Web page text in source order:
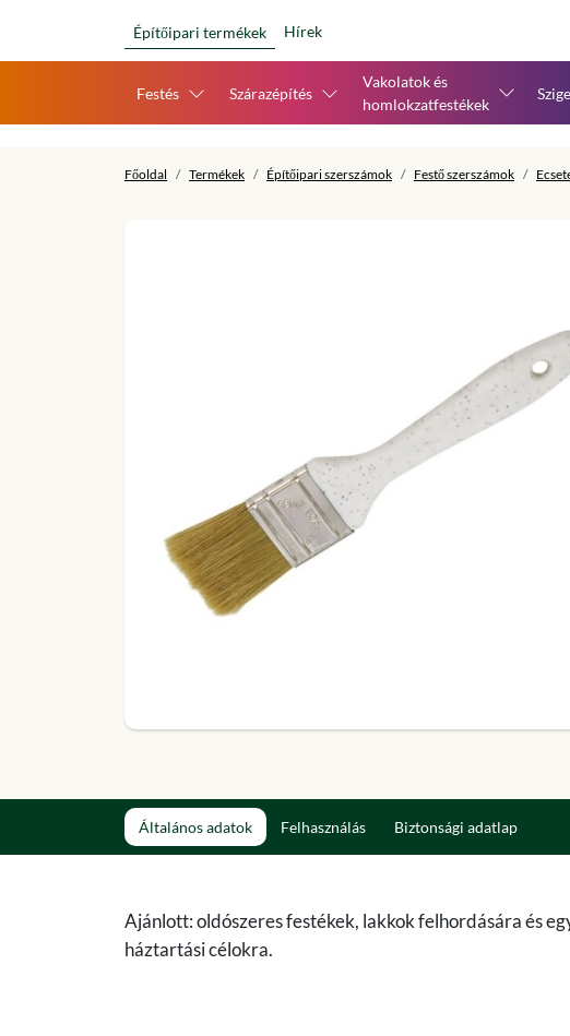
Építőipari termékek Hírek
Festés Szárazépítés
Vakolatok és
homlokzatfestékek
Főoldal Termékek Építőipari szerszámok Festő szerszámok
Általános adatok Felhasználás Biztonsági adatlap
Ajánlott: oldószeres festékek, lakkok felhordására és
háztartási célokra.